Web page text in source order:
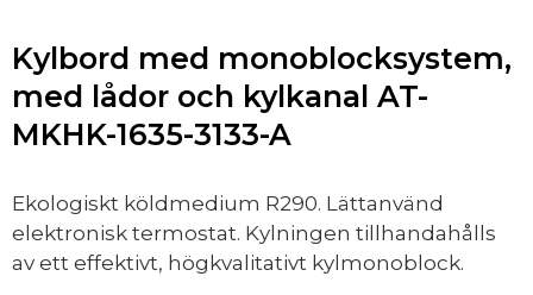
Kylbord med monoblocksystem,
med lådor och kylkanal AT-
MKHK-1635-3133-A
Ekologiskt köldmedium R290. Lättanvänd
elektronisk termostat. Kylningen tillhandahålls
av ett effektivt, högkvalitativt kylmonoblock.